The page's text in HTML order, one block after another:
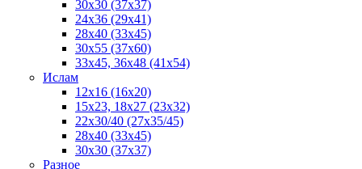
30х30 (37х37)
24х36 (29х41)
28x40 (33x45)
30x55 (37x60)
33х45, 36x48 (41x54)
Ислам
12х16 (16х20)
15x23, 18х27 (23х32)
22х30/40 (27х35/45)
28х40 (33х45)
30x30 (37x37)
Разное